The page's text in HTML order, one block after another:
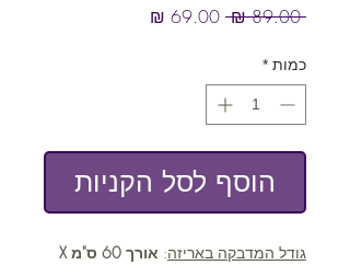
‏89.00 ‏₪
מחיר
כמות *
הוסף לסל הקניות
גודל המדבקה באריזה:
אורך 60 ס"מ X